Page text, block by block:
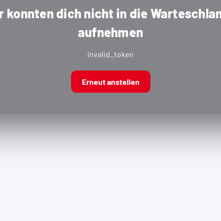
konnten dich nicht in die
aufnehmen
invalid_token
Erneut anstellen